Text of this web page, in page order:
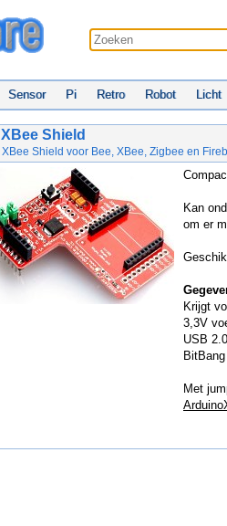
Sensor Pi Retro Robot Licht
XBee Shield
XBee Shield voor Bee, XBee, Zigbee en
Kan
om er
Krijgt
3,3V
USB
Met